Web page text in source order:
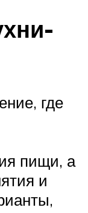
где
пищи, а
и